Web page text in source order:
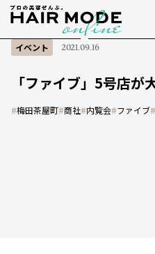
イベント 2021.09.16
「ファイブ」5号店が
#梅田茶屋町#商社#内覧会#ファイブ#